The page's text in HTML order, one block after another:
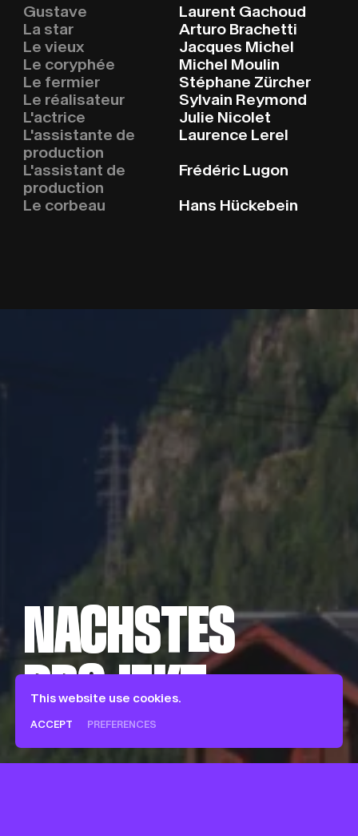
FrançaisEnglishDeutsch
Gustave
Laurent Gachoud
La star
Arturo Brachetti
Le vieux
Jacques Michel
Le coryphée
Michel Moulin
Le fermier
Stéphane Zürcher
Le réalisateur
Sylvain Reymond
L'actrice
Julie Nicolet
L'assistante de
production
Laurence Lerel
L'assistant de
production
Frédéric Lugon
Le corbeau
Hans Hückebein
NÄCHSTES
PROJEKT
NÄCHSTES
PROJEKT
Rimowa – Le Sentier
This website use cookies.
ACCEPT PREFERENCES